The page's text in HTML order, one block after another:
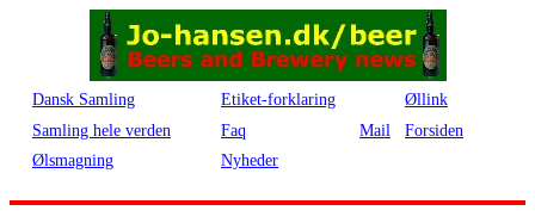
Dansk Samling Etiket-forklaring
Øllink
Samling hele verden
Faq Mail
Forsiden
Ølsmagning
Nyheder